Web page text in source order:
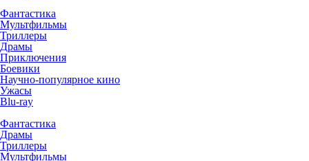
Фантастика
Мультфильмы
Триллеры
Драмы
Приключения
Боевики
Научно-популярное кино
Ужасы
Blu-ray
Фантастика
Драмы
Триллеры
Мультфильмы